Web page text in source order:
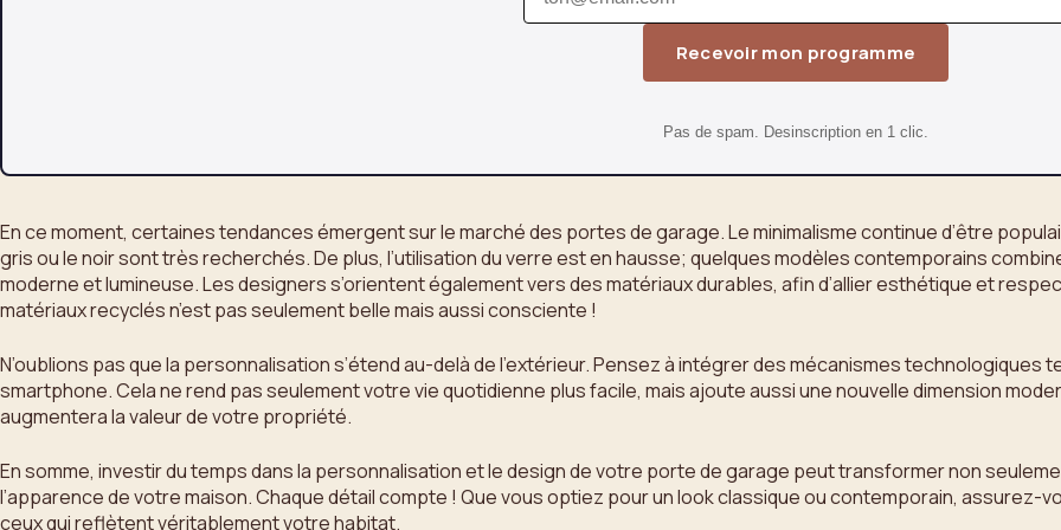
Recevoir mon programme
Pas de spam. Desinscription en 1 clic.
En ce moment, certaines tendances émergent sur le marché des portes de garage. Le minimalisme continue d’être
gris ou le noir sont très recherchés. De plus, l’utilisation du verre est en hausse; quelques modèles contemporains
moderne et lumineuse. Les designers s’orientent également vers des matériaux durables, afin d’allier esthétique et
matériaux recyclés n’est pas seulement belle mais aussi consciente !
N’oublions pas que la personnalisation s’étend au-delà de l’extérieur. Pensez à intégrer des mécanismes technologiques
smartphone. Cela ne rend pas seulement votre vie quotidienne plus facile, mais ajoute aussi une nouvelle dimension
augmentera la valeur de votre propriété.
En somme, investir du temps dans la personnalisation et le design de votre porte de garage peut transformer non
l’apparence de votre maison. Chaque détail compte ! Que vous optiez pour un look classique ou contemporain, assurez-
ceux qui reflètent véritablement votre habitat.